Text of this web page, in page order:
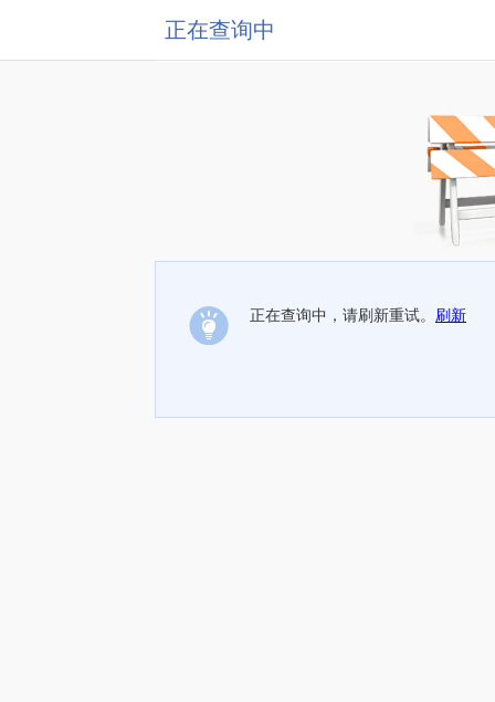
正在查询中
正在查询中，请刷新重试。 刷新